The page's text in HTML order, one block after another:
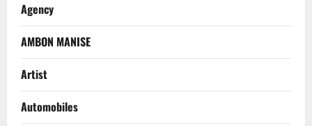
Agency
AMBON MANISE
Artist
Automobiles